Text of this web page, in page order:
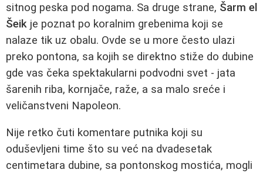
sitnog peska pod nogama. Sa druge strane, Šarm el
Šeik je poznat po koralnim grebenima koji se
nalaze tik uz obalu. Ovde se u more često ulazi
preko pontona, sa kojih se direktno stiže do dubine
gde vas čeka spektakularni podvodni svet - jata
šarenih riba, kornjače, raže, a sa malo sreće i
veličanstveni Napoleon.
Nije retko čuti komentare putnika koji su
oduševljeni time što su već na dvadesetak
centimetara dubine, sa pontonskog mostića, mogli